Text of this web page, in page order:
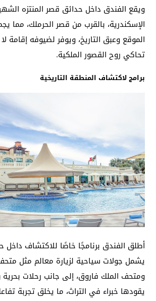
ويقع الفندق داخل حدائق قصر المنتزه
الإسكندرية، بالقرب من قصر الحرملك، مما
الموقع وعبق التاريخ، ويوفر لضيوفه إقامة
تحاكي روح القصور الملكية.
برامج لاكتشاف المنطقة التاريخية
أطلق الفندق برنامجًا خاصًا للاكتشاف داخل
يشمل جولات سياحية لزيارة معالم مثل متحف
ومتحف الملك فاروق، إلى جانب رحلات بحرية
يقودها خبراء في التراث، ما يخلق تجربة